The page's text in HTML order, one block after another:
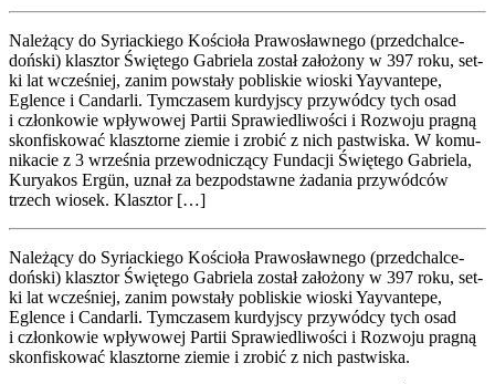
Nale­żą­cy do Syriac­kie­go Kościo­ła Pra­wo­sław­ne­go (przed­chal­ce­
doń­ski) klasz­tor Świę­te­go Gabrie­la został zało­żo­ny w 397 roku, set­
ki lat wcze­śniej, zanim powsta­ły pobli­skie wio­ski Yay­van­te­pe,
Eglen­ce i Can­dar­li. Tym­cza­sem kur­dyj­scy przy­wód­cy tych osad
i człon­ko­wie wpły­wo­wej Par­tii Spra­wie­dli­wo­ści i Roz­wo­ju pra­gną
skon­fi­sko­wać klasz­tor­ne zie­mie i zro­bić z nich pastwi­ska. W komu­
ni­ka­cie z 3 wrze­śnia prze­wod­ni­czą­cy Fun­da­cji Świę­te­go Gabrie­la,
Kury­akos Ergün, uznał za bez­pod­staw­ne żada­nia przy­wód­ców
trzech wio­sek. Klasz­tor […]
Nale­żą­cy do Syriac­kie­go Kościo­ła Pra­wo­sław­ne­go (przed­chal­ce­
doń­ski) klasz­tor Świę­te­go Gabrie­la został zało­żo­ny w 397 roku, set­
ki lat wcze­śniej, zanim powsta­ły pobli­skie wio­ski Yay­van­te­pe,
Eglen­ce i Can­dar­li. Tym­cza­sem kur­dyj­scy przy­wód­cy tych osad
i człon­ko­wie wpły­wo­wej Par­tii Spra­wie­dli­wo­ści i Roz­wo­ju pra­gną
skon­fi­sko­wać klasz­tor­ne zie­mie i zro­bić z nich pastwi­ska.